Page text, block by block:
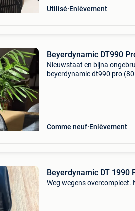
Utilisé Enlèvement
Beyerdynamic DT990
Nieuwstaat en bijna
beyerdynamic dt990 pro (80
Comme neuf Enlèvement
Beyerdynamic DT 1990
Weg wegens overcompleet.